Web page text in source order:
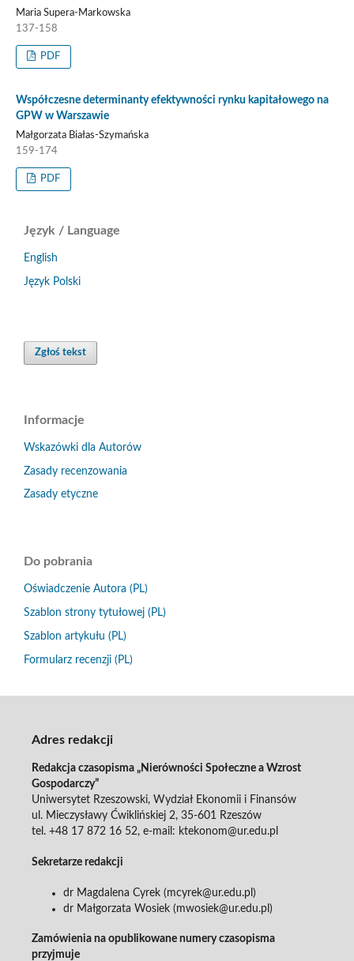
Maria Supera-Markowska
137-158
PDF
Współczesne determinanty efektywności rynku kapitałowego na
GPW w Warszawie
Małgorzata Białas-Szymańska
159-174
PDF
Język / Language
English
Język Polski
Zgłoś tekst
Informacje
Wskazówki dla Autorów
Zasady recenzowania
Zasady etyczne
Do pobrania
Oświadczenie Autora (PL)
Szablon strony tytułowej (PL)
Szablon artykułu (PL)
Formularz recenzji (PL)
Adres redakcji
Redakcja czasopisma „Nierówności Społeczne a Wzrost
Gospodarczy”
Uniwersytet Rzeszowski, Wydział Ekonomii i Finansów
ul. Mieczysławy Ćwiklińskiej 2, 35-601 Rzeszów
tel. +48 17 872 16 52, e-mail: ktekonom@ur.edu.pl
Sekretarze redakcji
dr Magdalena Cyrek (mcyrek@ur.edu.pl)
dr Małgorzata Wosiek (mwosiek@ur.edu.pl)
Zamówienia na opublikowane numery czasopisma
przyjmuje